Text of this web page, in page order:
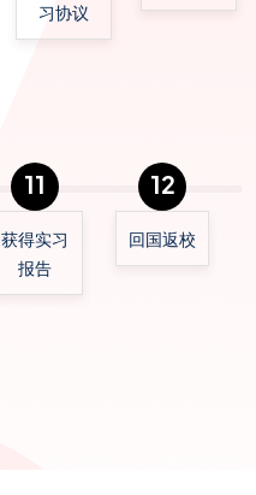
习协议
11
获得实习
报告
12
回国返校